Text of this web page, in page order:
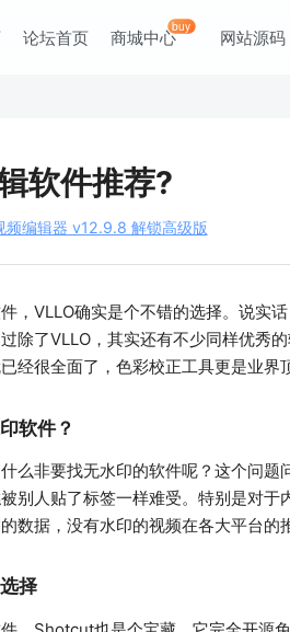
论坛首页 商城中心buy 网站源码
软件推荐?
频编辑器 v12.9.8 解锁高级版
，VLLO确实是个不错的选择。说实
除了VLLO，其实还有不少同样优秀
经很全面了，色彩校正工具更是业界
软件？
么非要找无水印的软件呢？这个问
别人贴了标签一样难受。特别是对
数据，没有水印的视频在各大平台的
择